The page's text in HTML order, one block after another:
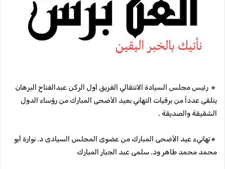
🔸‬‏ رئيس مجلس السيادة الانتقالي الفريق أول الركن عبدالفتاح البرهان
يتلقى عدداً من برقيات التهاني بعيد الأضحى المبارك من رؤساء الدول
الشقيقة والصديقة .
🔸‬‏تهانيء عيد الأضحى المبارك من عضوى المجلس السيادى د. نوارة أبو
محمد محمد طاهر ود. سلمى عبد الجبار المبارك